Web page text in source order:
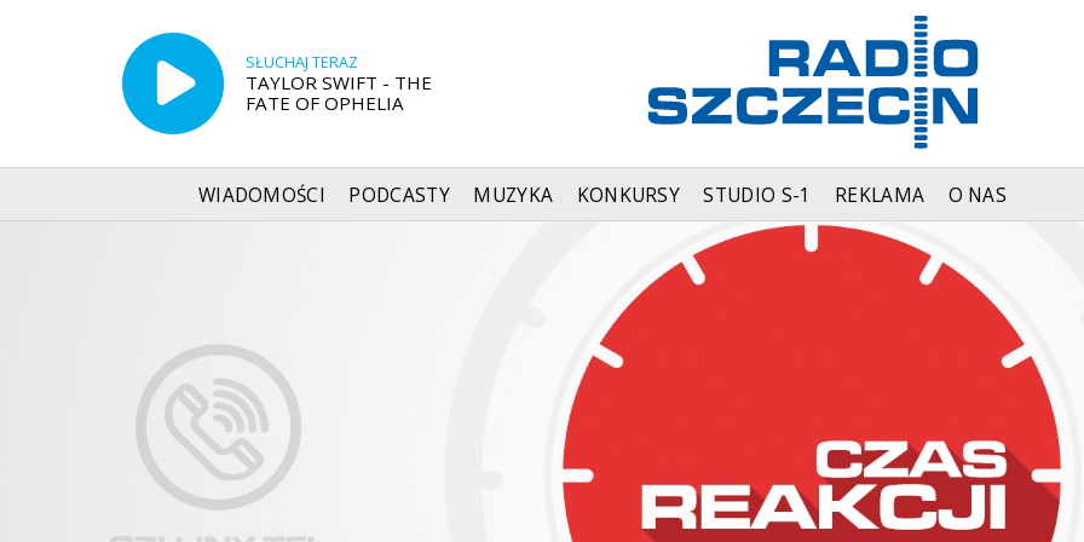
SŁUCHAJ TERAZ
TAYLOR SWIFT - THE
FATE OF OPHELIA
WIADOMOŚCI PODCASTY MUZYKA KONKURSY STUDIO S-1 REKLAMA O NAS